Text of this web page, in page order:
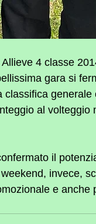
4 classe
gara si
generale
al volteggio
il
invece,
e anche